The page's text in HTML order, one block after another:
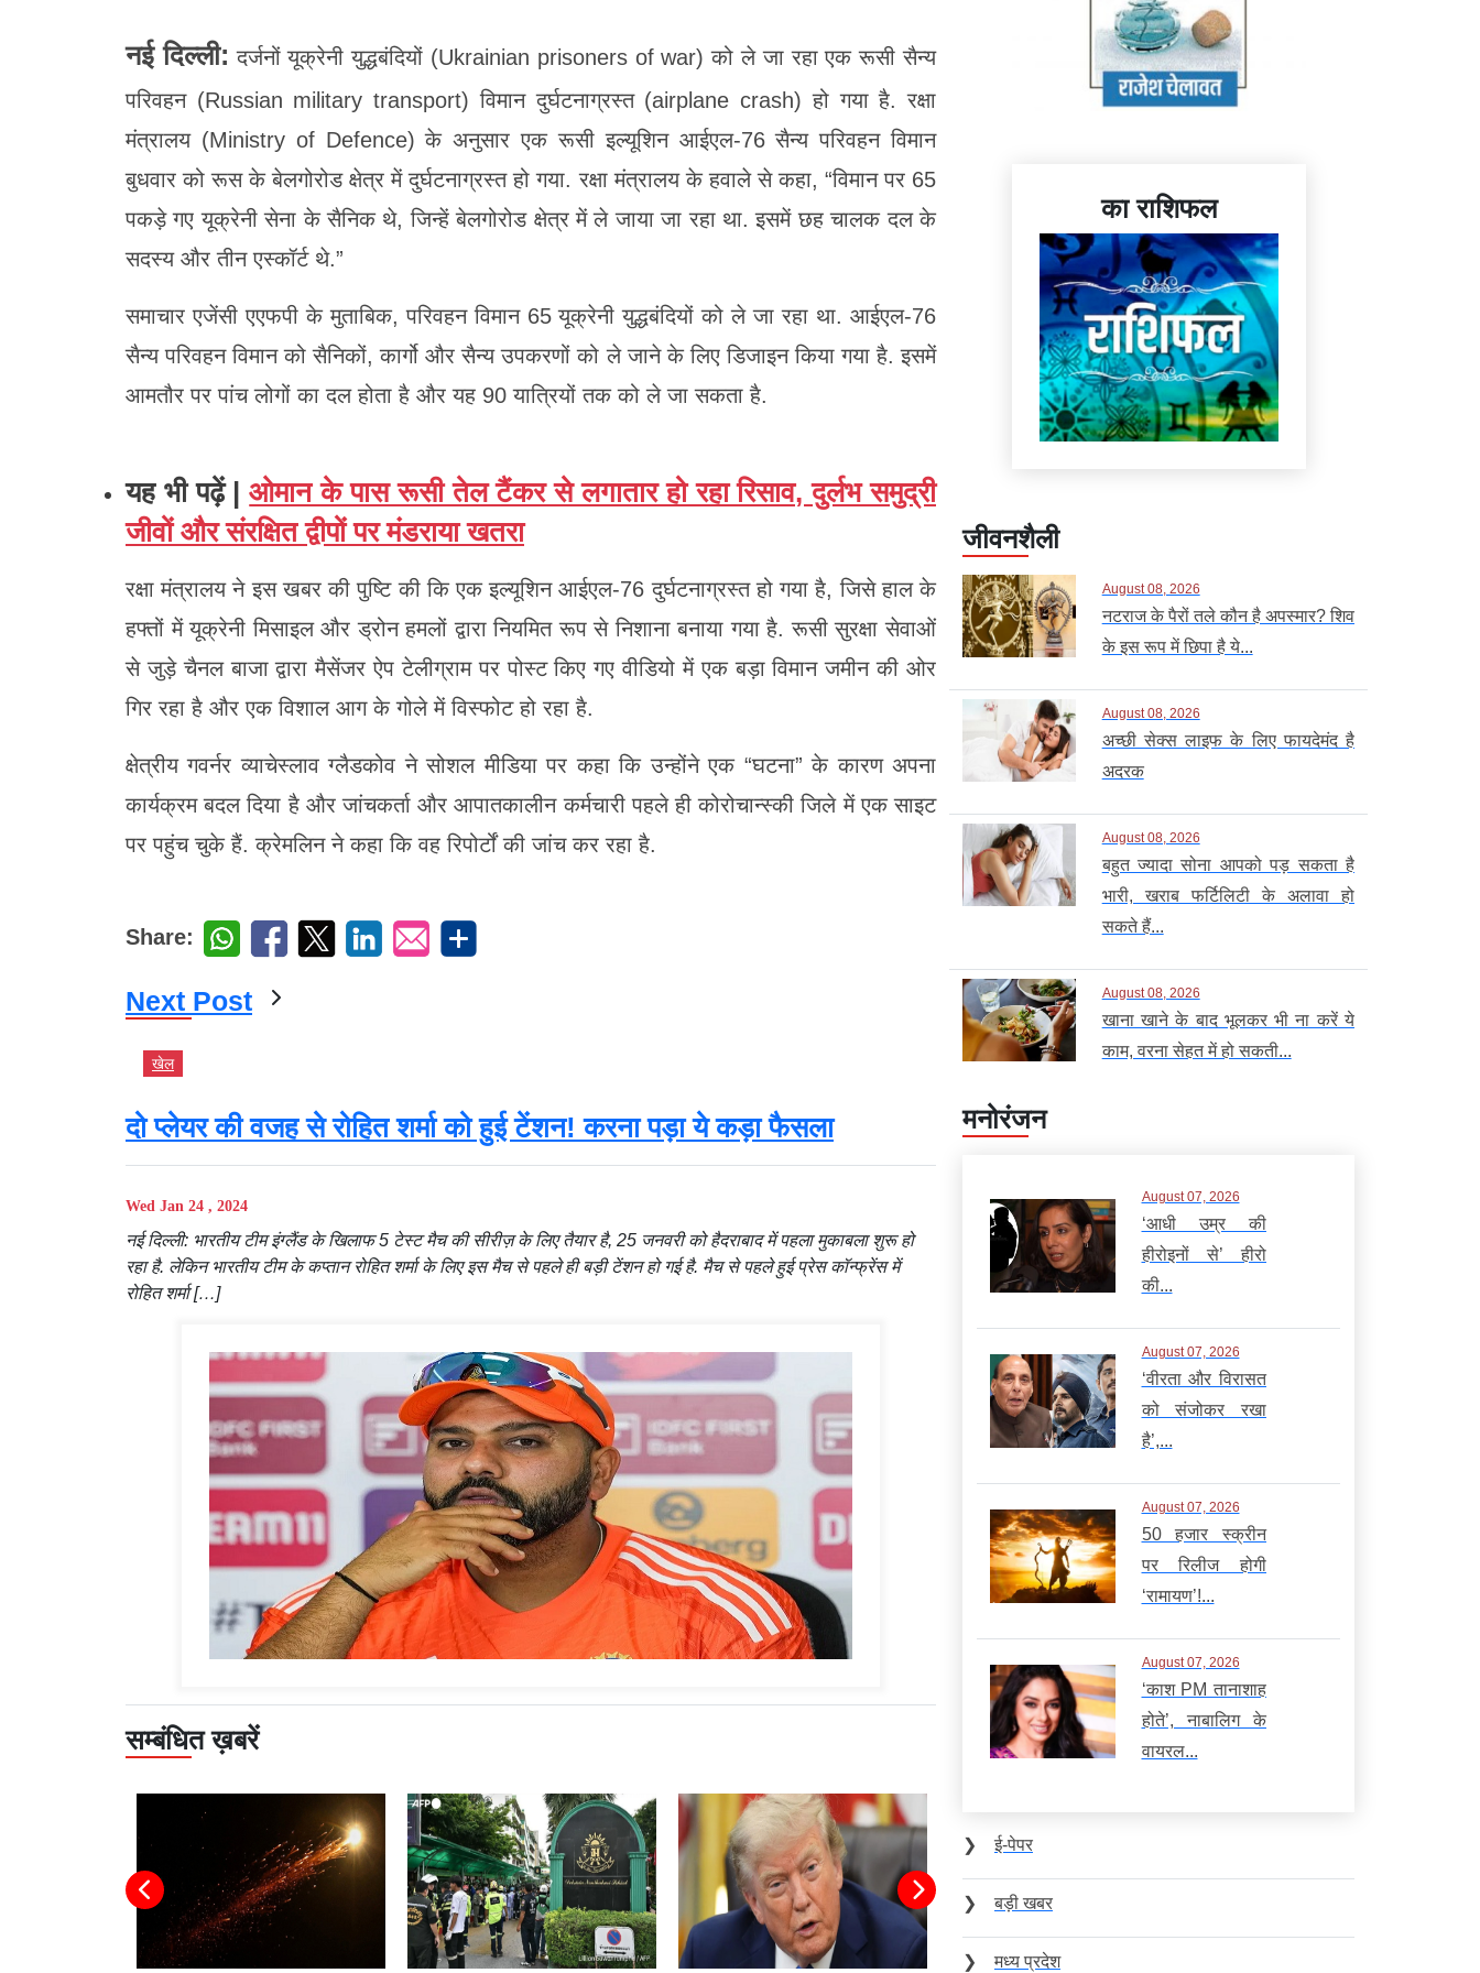
नई दिल्ली: दर्जनों यूक्रेनी युद्धबंदियों (Ukrainian prisoners of war) को ले जा रहा एक रूसी सैन्य
परिवहन (Russian military transport) विमान दुर्घटनाग्रस्त (airplane crash) हो गया है. रक्षा
मंत्रालय (Ministry of Defence) के अनुसार एक रूसी इल्यूशिन आईएल-76 सैन्य परिवहन विमान
बुधवार को रूस के बेलगोरोड क्षेत्र में दुर्घटनाग्रस्त हो गया. रक्षा मंत्रालय के हवाले से कहा, “विमान पर 65
पकड़े गए यूक्रेनी सेना के सैनिक थे, जिन्हें बेलगोरोड क्षेत्र में ले जाया जा रहा था. इसमें छह चालक दल के
सदस्य और तीन एस्कॉर्ट थे.”
समाचार एजेंसी एएफपी के मुताबिक, परिवहन विमान 65 यूक्रेनी युद्धबंदियों को ले जा रहा था. आईएल-76
सैन्य परिवहन विमान को सैनिकों, कार्गो और सैन्य उपकरणों को ले जाने के लिए डिजाइन किया गया है. इसमें
आमतौर पर पांच लोगों का दल होता है और यह 90 यात्रियों तक को ले जा सकता है.
यह भी पढ़ें |ओमान के पास रूसी तेल टैंकर से लगातार हो रहा रिसाव, दुर्लभ समुद्री
जीवों और संरक्षित द्वीपों पर मंडराया खतरा
रक्षा मंत्रालय ने इस खबर की पुष्टि की कि एक इल्यूशिन आईएल-76 दुर्घटनाग्रस्त हो गया है, जिसे हाल के
हफ्तों में यूक्रेनी मिसाइल और ड्रोन हमलों द्वारा नियमित रूप से निशाना बनाया गया है. रूसी सुरक्षा सेवाओं
से जुड़े चैनल बाजा द्वारा मैसेंजर ऐप टेलीग्राम पर पोस्ट किए गए वीडियो में एक बड़ा विमान जमीन की ओर
गिर रहा है और एक विशाल आग के गोले में विस्फोट हो रहा है.
क्षेत्रीय गवर्नर व्याचेस्लाव ग्लैडकोव ने सोशल मीडिया पर कहा कि उन्होंने एक “घटना” के कारण अपना
कार्यक्रम बदल दिया है और जांचकर्ता और आपातकालीन कर्मचारी पहले ही कोरोचान्स्की जिले में एक साइट
पर पहुंच चुके हैं. क्रेमलिन ने कहा कि वह रिपोर्टों की जांच कर रहा है.
Share:
Next Post
खेल
दो प्लेयर की वजह से रोहित शर्मा को हुई टेंशन! करना पड़ा ये कड़ा फैसला
Wed Jan 24 , 2024
नई दिल्ली: भारतीय टीम इंग्लैंड के खिलाफ 5 टेस्ट मैच की सीरीज़ के लिए तैयार है, 25 जनवरी को हैदराबाद में पहला मुकाबला शुरू हो
रहा है. लेकिन भारतीय टीम के कप्तान रोहित शर्मा के लिए इस मैच से पहले ही बड़ी टेंशन हो गई है. मैच से पहले हुई प्रेस कॉन्फ्रेंस में
रोहित शर्मा […]
सम्बंधित ख़बरें
का राशिफल
जीवनशैली
August 08, 2026
नटराज के पैरों तले कौन है अपस्मार? शिव
के इस रूप में छिपा है ये...
August 08, 2026
अच्छी सेक्स लाइफ के लिए फायदेमंद है
अदरक
August 08, 2026
बहुत ज्यादा सोना आपको पड़ सकता है
भारी, खराब फर्टिलिटी के अलावा हो
सकते हैं...
August 08, 2026
खाना खाने के बाद भूलकर भी ना करें ये
काम, वरना सेहत में हो सकती...
मनोरंजन
August 07, 2026
‘आधी उम्र की
हीरोइनों से’ हीरो
की...
August 07, 2026
‘वीरता और विरासत
को संजोकर रखा
है’,...
August 07, 2026
50 हजार स्क्रीन
पर रिलीज होगी
‘रामायण’!...
August 07, 2026
‘काश PM तानाशाह
होते’, नाबालिग के
वायरल...
❯ ई-पेपर
❯ बड़ी खबर
❯ मध्य प्रदेश